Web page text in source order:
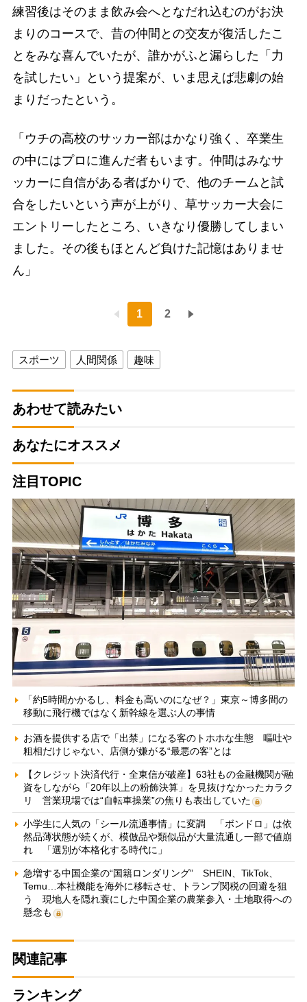
練習後はそのまま飲み会へとなだれ込むのがお決
まりのコースで、昔の仲間との交友が復活したこ
とをみな喜んでいたが、誰かがふと漏らした「力
を試したい」という提案が、いま思えば悲劇の始
まりだったという。
「ウチの高校のサッカー部はかなり強く、卒業生
の中にはプロに進んだ者もいます。仲間はみなサ
ッカーに自信がある者ばかりで、他のチームと試
合をしたいという声が上がり、草サッカー大会に
エントリーしたところ、いきなり優勝してしまい
ました。その後もほとんど負けた記憶はありませ
ん」
1 2
スポーツ 人間関係 趣味
あわせて読みたい
あなたにオススメ
注目TOPIC
「約5時間かかるし、料金も高いのになぜ？」東京～博多間の
移動に飛行機ではなく新幹線を選ぶ人の事情
お酒を提供する店で「出禁」になる客のトホホな生態 嘔吐や
粗相だけじゃない、店側が嫌がる“最悪の客”とは
【クレジット決済代行・全東信が破産】63社もの金融機関が融
資をしながら「20年以上の粉飾決算」を見抜けなかったカラク
リ 営業現場では“自転車操業”の焦りも表出していた
小学生に人気の「シール流通事情」に変調 「ボンドロ」は依
然品薄状態が続くが、模倣品や類似品が大量流通し一部で値崩
れ 「選別が本格化する時代に」
急増する中国企業の“国籍ロンダリング” SHEIN、TikTok、
Temu…本社機能を海外に移転させ、トランプ関税の回避を狙
う 現地人を隠れ蓑にした中国企業の農業参入・土地取得への
懸念も
関連記事
ランキング